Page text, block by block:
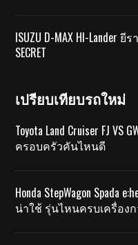
ISUZU D-MAX HI-Lander
SECRET
เปรียบเทียบรถใหม่
Toyota Land Cruiser FJ VS
ครอบครัวคันไหนดี
Honda StepWagon Spada
น่าใช้ รุ่นไหนครบเครื่อง